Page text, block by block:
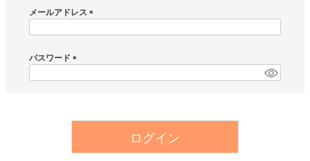
メールアドレス
)
パスワード
ログイン